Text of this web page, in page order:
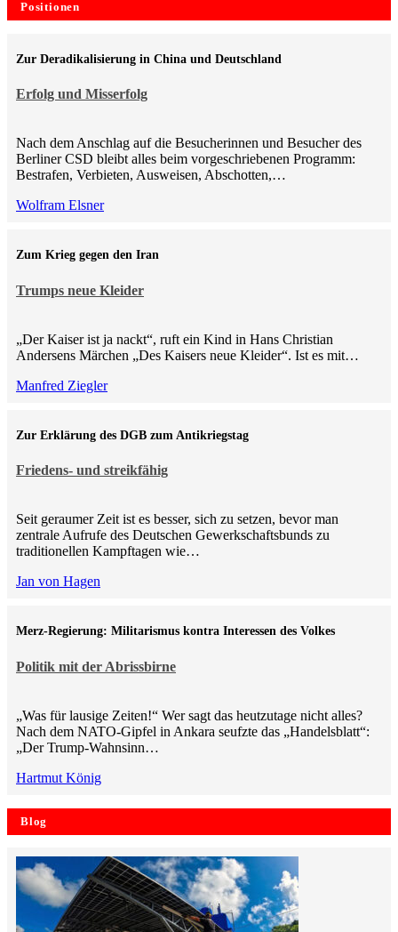
Positionen
Erfolg und Misserfolg
Zur Deradikalisierung in China und Deutschland
Nach dem Anschlag auf die Besucherinnen und Besucher des
Berliner CSD bleibt alles beim vorgeschriebenen Programm:
Bestrafen, Verbieten, Ausweisen, Abschotten,…
Wolfram Elsner
Trumps neue Kleider
Zum Krieg gegen den Iran
„Der Kaiser ist ja nackt“, ruft ein Kind in Hans Christian
Andersens Märchen „Des Kaisers neue Kleider“. Ist es mit…
Manfred Ziegler
Friedens- und streikfähig
Zur Erklärung des DGB zum Antikriegstag
Seit geraumer Zeit ist es besser, sich zu setzen, bevor man
zentrale Aufrufe des Deutschen Gewerkschaftsbunds zu
traditionellen Kampftagen wie…
Jan von Hagen
Politik mit der Abrissbirne
Merz-Regierung: Militarismus kontra Inte­ressen des Volkes
„Was für lausige Zeiten!“ Wer sagt das heutzutage nicht alles?
Nach dem NATO-Gipfel in Ankara seufzte das „Handelsblatt“:
„Der Trump-Wahnsinn…
Hartmut König
Blog